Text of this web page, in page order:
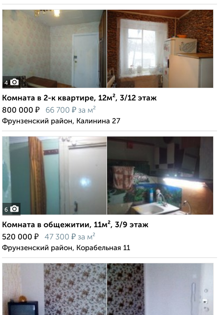
4
Комната в 2-к квартире, 12м², 3/12 этаж
800 000 ₽ 66 700 ₽ за м²
Фрунзенский район, Калинина 27
6
Комната в общежитии, 11м², 3/9 этаж
520 000 ₽ 47 300 ₽ за м²
Фрунзенский район, Корабельная 11